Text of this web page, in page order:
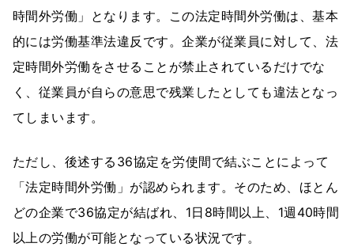
時間外労働」となります。この法定時間外労働は、基本
的には労働基準法違反です。企業が従業員に対して、法
定時間外労働をさせることが禁止されているだけでな
く、従業員が自らの意思で残業したとしても違法となっ
てしまいます。
ただし、後述する36協定を労使間で結ぶことによって
「法定時間外労働」が認められます。そのため、ほとん
どの企業で36協定が結ばれ、1日8時間以上、1週40時間
以上の労働が可能となっている状況です。